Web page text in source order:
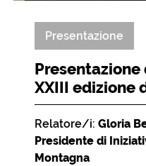
Presentazione
XXIII edizione
Relatore/i: Gloria
Presidente di
Montagna